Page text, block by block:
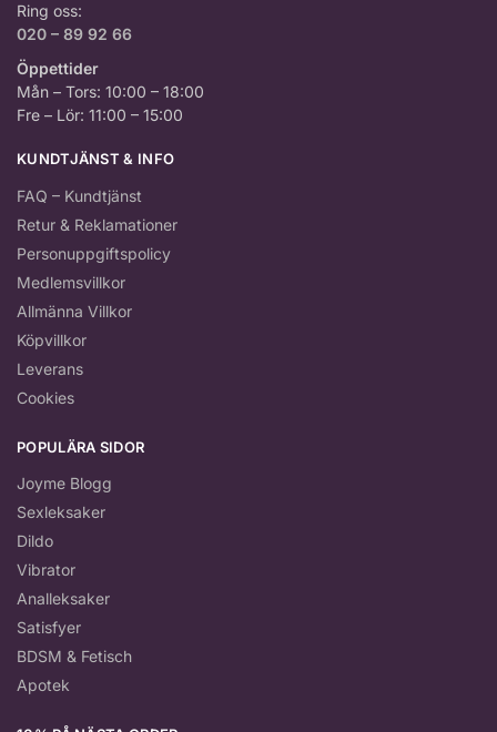
Ring oss:
020 – 89 92 66
Öppettider
Mån – Tors: 10:00 – 18:00
Fre – Lör: 11:00 – 15:00
KUNDTJÄNST & INFO
FAQ – Kundtjänst
Retur & Reklamationer
Personuppgiftspolicy
Medlemsvillkor
Allmänna Villkor
Köpvillkor
Leverans
Cookies
POPULÄRA SIDOR
Joyme Blogg
Sexleksaker
Dildo
Vibrator
Analleksaker
Satisfyer
BDSM & Fetisch
Apotek